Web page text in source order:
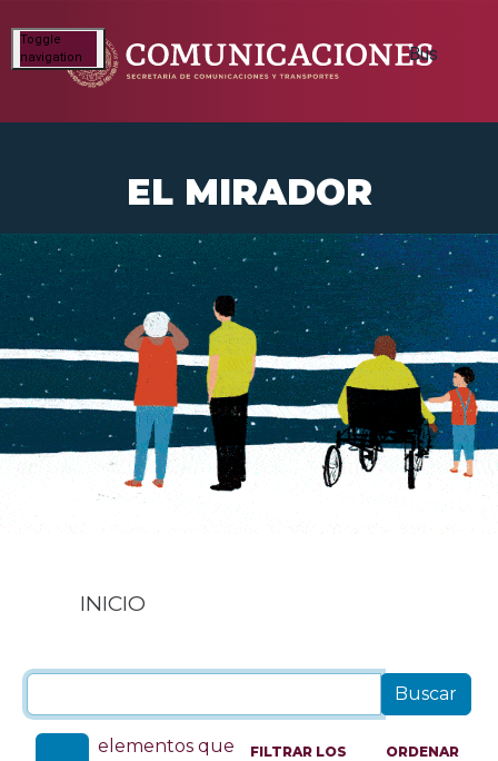
Toggle
navigation
EL MIRADOR
INICIO
elementos que
FILTRAR LOS
ORDENAR